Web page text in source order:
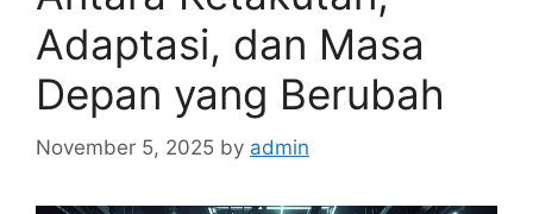
Adaptasi, dan Masa
Depan yang Berubah
November 5, 2025 by admin